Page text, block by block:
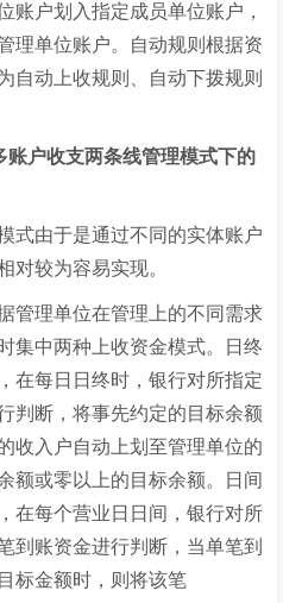
账户划入指定成员单位账户，
理单位账户。自动规则根据资
自动上收规则、自动下拨规则
户收支两条线管理模式下的
由于是通过不同的实体账户
对较为容易实现。
理单位在管理上的不同需求
集中两种上收资金模式。日终
在每日日终时，银行对所指定
判断，将事先约定的目标余额
收入户自动上划至管理单位的
额或零以上的目标余额。日间
在每个营业日日间，银行对所
到账资金进行判断，当单笔到
标金额时，则将该笔